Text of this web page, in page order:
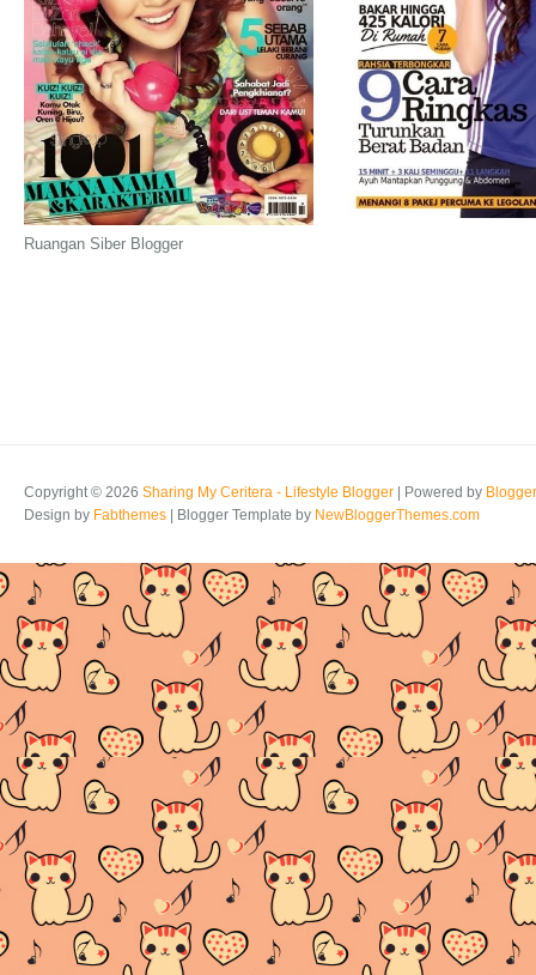
Ruangan Siber Blogger
Copyright © 2026 Sharing My Ceritera - Lifestyle Blogger | Powered by Blogger
Design by Fabthemes | Blogger Template by NewBloggerThemes.com